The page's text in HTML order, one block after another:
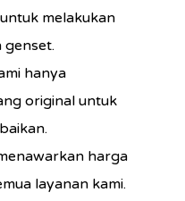
melakukan
genset.
hanya
original untuk
harga
layanan kami.